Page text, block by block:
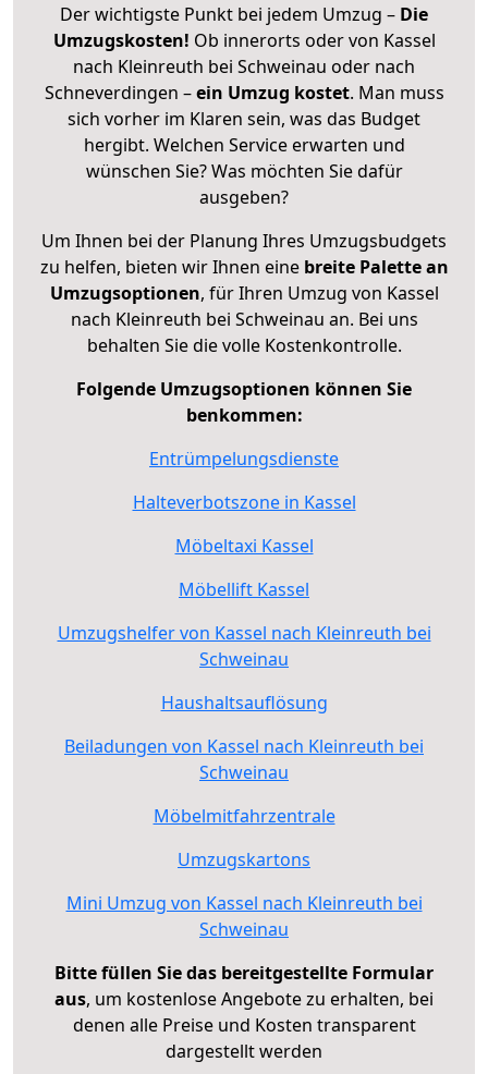
Der wichtigste Punkt bei jedem Umzug – Die
Umzugskosten! Ob innerorts oder von Kassel
nach Kleinreuth bei Schweinau oder nach
Schneverdingen –ein Umzug kostet. Man muss
sich vorher im Klaren sein, was das Budget
hergibt. Welchen Service erwarten und
wünschen Sie? Was möchten Sie dafür
ausgeben?
Um Ihnen bei der Planung Ihres Umzugsbudgets
zu helfen, bieten wir Ihnen eine breite Palette an
Umzugsoptionen, für Ihren Umzug von Kassel
nach Kleinreuth bei Schweinau an. Bei uns
behalten Sie die volle Kostenkontrolle.
Folgende Umzugsoptionen können Sie
benkommen:
Entrümpelungsdienste
Halteverbotszone in Kassel
Möbeltaxi Kassel
Möbellift Kassel
Umzugshelfer von Kassel nach Kleinreuth bei
Schweinau
Haushaltsauflösung
Beiladungen von Kassel nach Kleinreuth bei
Schweinau
Möbelmitfahrzentrale
Umzugskartons
Mini Umzug von Kassel nach Kleinreuth bei
Schweinau
Bitte füllen Sie das bereitgestellte Formular
aus, um kostenlose Angebote zu erhalten, bei
denen alle Preise und Kosten transparent
dargestellt werden